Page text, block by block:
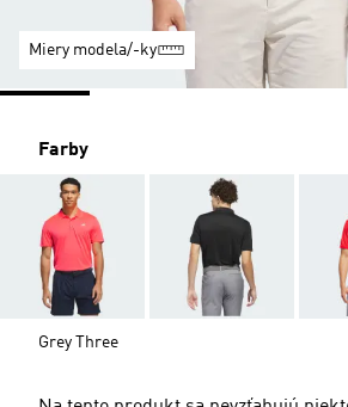
Miery modela/-ky
Farby
Grey Three